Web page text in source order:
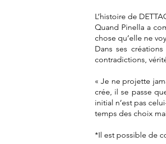
L’histoire de
Quand Pinella a
chose qu’elle ne
Dans ses
contradictions,
« Je ne projette
crée, il se passe
initial n’est pas
temps des choix
*Il est possible de